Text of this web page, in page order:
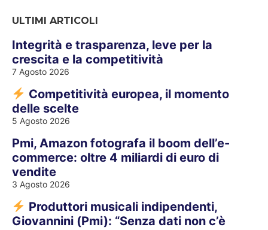
ULTIMI ARTICOLI
Integrità e trasparenza, leve per la
crescita e la competitività
7 Agosto 2026
Competitività europea, il momento
delle scelte
5 Agosto 2026
Pmi, Amazon fotografa il boom dell’e-
commerce: oltre 4 miliardi di euro di
vendite
3 Agosto 2026
Produttori musicali indipendenti,
Giovannini (Pmi): “Senza dati non c’è